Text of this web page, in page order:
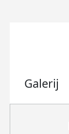
Galerij